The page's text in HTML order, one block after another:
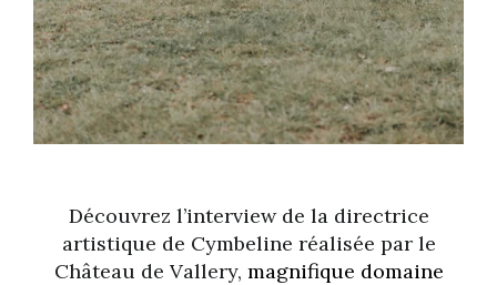
Découvrez l’interview de la directrice
artistique de Cymbeline réalisée par le
Château de Vallery, magnifique domaine